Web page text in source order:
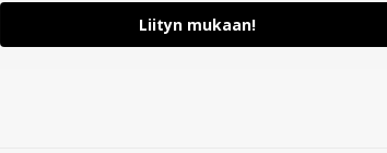
Liityn mukaan!